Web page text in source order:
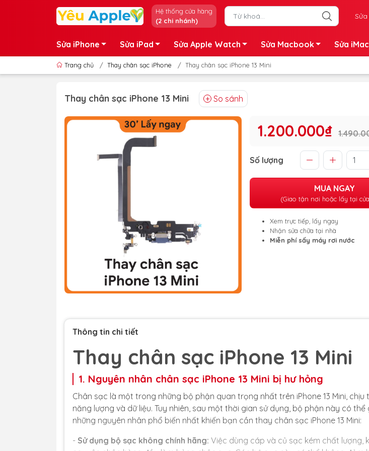
Hệ thống cửa hàng
(2 chi nhánh)
Sửa iPhone Sửa iPad Sửa Apple Watch Sửa Macbook Sửa iMac
Trang chủ / Thay chân sạc iPhone / Thay chân sạc iPhone 13 Mini
Thay chân sạc iPhone 13 Mini So sánh
1.200.000₫
Số lượng
MUA NGAY
(Giao tận nơi hoặc lấy tại
Xem trực tiếp, lấy ngay
Nhận sửa chữa tại nhà
Miễn phí sấy máy rơi nước
Thông tin chi tiết
Thay chân sạc iPhone 13 Mini
1. Nguyên nhân chân sạc iPhone 13 Mini bị hư hỏng
Chân sạc là một trong những bộ phận quan trọng nhất trên iPhone 13 Mini,
năng lượng và dữ liệu. Tuy nhiên, sau một thời gian sử dụng, bộ phận này có
những nguyên nhân phổ biến nhất khiến bạn cần thay chân sạc iPhone 13 Mini:
- Sử dụng bộ sạc không chính hãng: Việc dùng cáp và củ sạc kém chất lượng,